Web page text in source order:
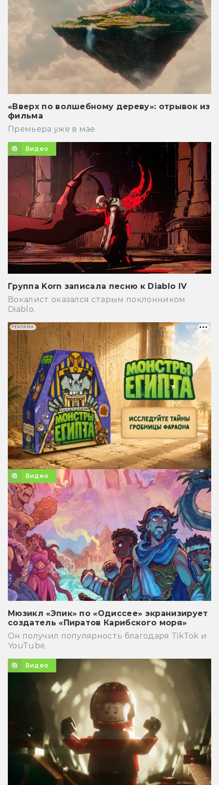
«Вверх по волшебному дереву»: отрывок из
фильма
Премьера уже в мае.
Видео
Группа Korn записала песню к Diablo IV
Вокалист оказался старым поклонником
Diablo.
Видео
Мюзикл «Эпик» по «Одиссее» экранизирует
создатель «Пиратов Карибского моря»
Он получил популярность благодаря TikTok и
YouTube.
Видео
РЕКЛАМА